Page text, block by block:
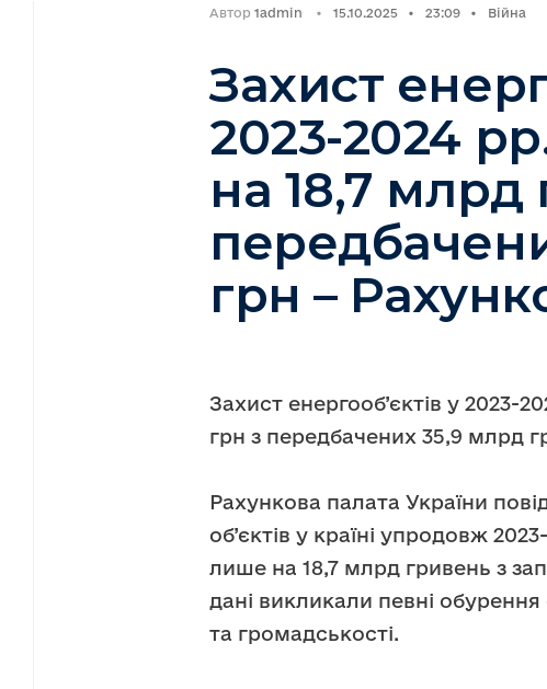
Автор 1admin • 15.10.2025 • 23:09 • Війна
Захист
2023-2024
на 18,7 млрд
грн –
Захист енергооб’єктів у 2023-
грн з передбачених 35,9 млрд
Рахункова палата України
об’єктів у країні упродовж
лише на 18,7 млрд гривень з
дані викликали певні
та громадськості.